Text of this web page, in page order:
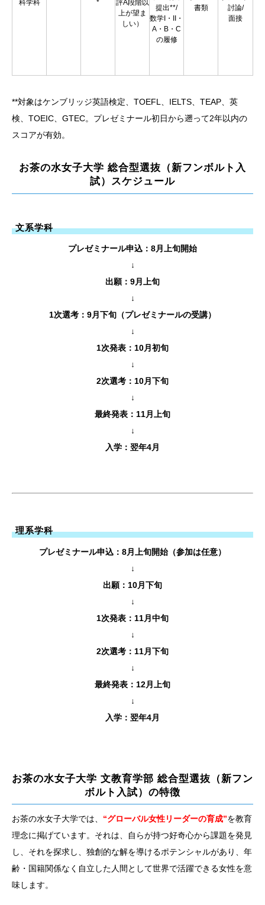
科学科
*
評A段階以
上が望ま
しい）
提出**/
数学I・II・
A・B・C
の履修
書類
討論/
面接
**対象はケンブリッジ英語検定、TOEFL、IELTS、TEAP、英
検、TOEIC、GTEC。プレゼミナール初日から遡って2年以内の
スコアが有効。
お茶の水女子大学 総合型選抜（新フンボルト入
試）スケジュール
文系学科
プレゼミナール申込：8月上旬開始
↓
出願：9月上旬
↓
1次選考：9月下旬（プレゼミナールの受講）
↓
1次発表：10月初旬
↓
2次選考：10月下旬
↓
最終発表：11月上旬
↓
入学：翌年4月
理系学科
プレゼミナール申込：8月上旬開始（参加は任意）
↓
出願：10月下旬
↓
1次発表：11月中旬
↓
2次選考：11月下旬
↓
最終発表：12月上旬
↓
入学：翌年4月
お茶の水女子大学 文教育学部 総合型選抜（新フン
ボルト入試）の特徴
お茶の水女子大学では、 “グローバル女性リーダーの育成”を教育
理念に掲げています。それは、自らが持つ好奇心から課題を発見
し、それを探求し、独創的な解を導けるポテンシャルがあり、年
齢・国籍関係なく自立した人間として世界で活躍できる女性を意
味します。